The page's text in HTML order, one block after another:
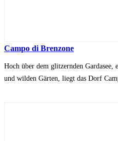
Campo di Brenzone
Hoch über dem glitzernden Gardasee,
und wilden Gärten, liegt das Dorf